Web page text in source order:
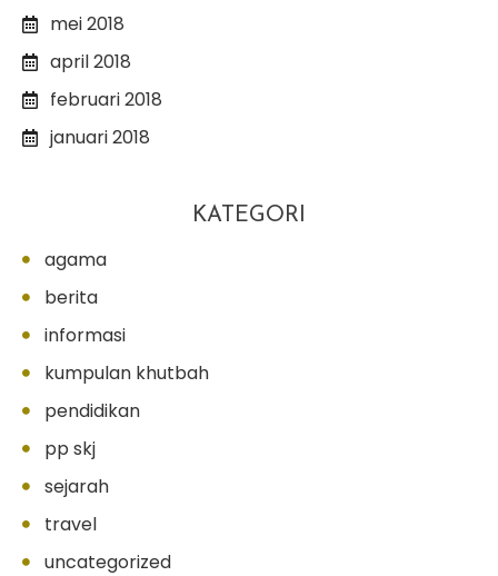
mei 2018
april 2018
februari 2018
januari 2018
KATEGORI
agama
berita
informasi
kumpulan khutbah
pendidikan
pp skj
sejarah
travel
uncategorized